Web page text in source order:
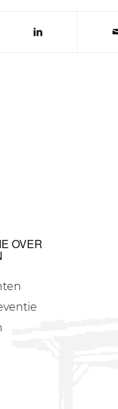
OVER